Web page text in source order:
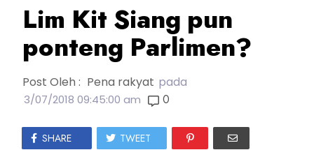
Lim Kit Siang pun
ponteng Parlimen?
Post Oleh : Pena rakyat pada
3/07/2018 09:45:00 am 0
SHARE TWEET